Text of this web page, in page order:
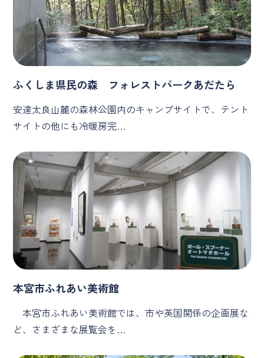
ふくしま県民の森 フォレストパークあだたら
安達太良山麓の森林公園内のキャンプサイトで、テント
サイトの他にも冷暖房完…
本宮市ふれあい美術館
本宮市ふれあい美術館では、市や英国関係の企画展な
ど、さまざまな展覧会を…